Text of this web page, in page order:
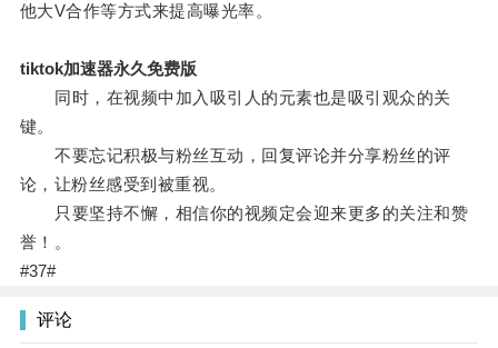
他大V合作等方式来提高曝光率。
tiktok加速器永久免费版
同时，在视频中加入吸引人的元素也是吸引观众的关
键。
不要忘记积极与粉丝互动，回复评论并分享粉丝的评
论，让粉丝感受到被重视。
只要坚持不懈，相信你的视频定会迎来更多的关注和赞
誉！。
#37#
评论